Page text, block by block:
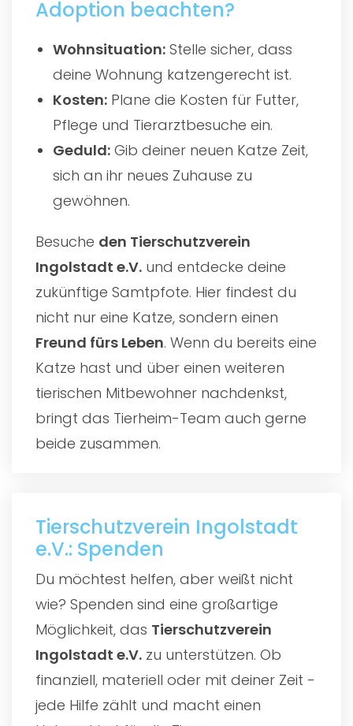
Adoption beachten?
Wohnsituation: Stelle sicher, dass
deine Wohnung katzengerecht ist.
Kosten: Plane die Kosten für Futter,
Pflege und Tierarztbesuche ein.
Geduld: Gib deiner neuen Katze Zeit,
sich an ihr neues Zuhause zu
gewöhnen.
Besuche den Tierschutzverein
Ingolstadt e.V. und entdecke deine
zukünftige Samtpfote. Hier findest du
nicht nur eine Katze, sondern einen
Freund fürs Leben. Wenn du bereits eine
Katze hast und über einen weiteren
tierischen Mitbewohner nachdenkst,
bringt das Tierheim-Team auch gerne
beide zusammen.
Tierschutzverein Ingolstadt
e.V.: Spenden
Du möchtest helfen, aber weißt nicht
wie? Spenden sind eine großartige
Möglichkeit, das Tierschutzverein
Ingolstadt e.V. zu unterstützen. Ob
finanziell, materiell oder mit deiner Zeit -
jede Hilfe zählt und macht einen